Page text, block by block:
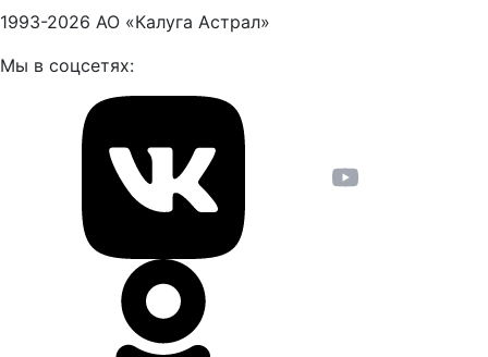
1993-2026 АО «Калуга Астрал»
Мы в соцсетях: